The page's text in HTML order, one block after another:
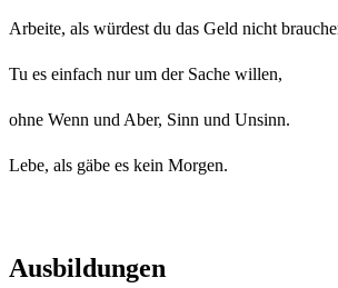
Arbeite, als würdest du das Geld nicht
Tu es einfach nur um der Sache willen,
ohne Wenn und Aber, Sinn und Unsinn.
Lebe, als gäbe es kein Morgen.
Ausbildungen